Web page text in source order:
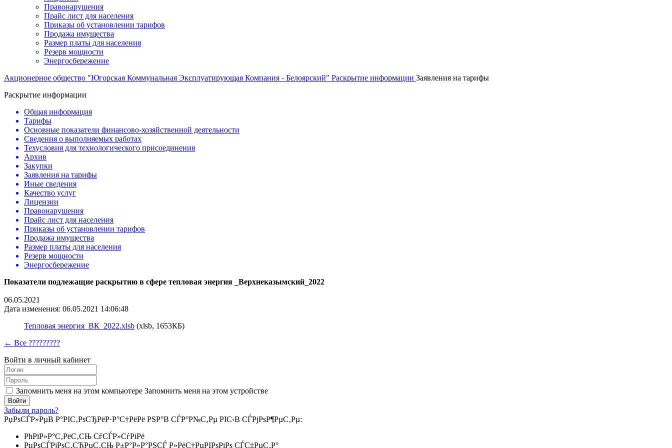
Правонарушения
Прайс лист для населения
Приказы об установлении тарифов
Продажа имущества
Размер платы для населения
Резерв мощности
Энергосбережение
Акционерное общество "Югорская Коммунальная Эксплуатирующая Компания - Белоярский" Раскрытие информации Заявления на тарифы
Раскрытие информации
Общая информация
Тарифы
Основные показатели финансово-хозяйственной деятельности
Сведения о выполняемых работах
Техусловия для технологического присоединения
Архив
Закупки
Заявления на тарифы
Иные сведения
Качество услуг
Лицензии
Правонарушения
Прайс лист для населения
Приказы об установлении тарифов
Продажа имущества
Размер платы для населения
Резерв мощности
Энергосбережение
Показатели подлежащие раскрытию в сфере тепловая энергия _Верхнеказымский_2022
06.05.2021
Дата изменения: 06.05.2021 14:06:48
Тепловая энергия_ВК_2022.xlsb (xlsb, 1653КБ)
← Все ?????????
Войти в личный кабинет
Запомнить меня на этом компьютере Запомнить меня на этом устройстве
Забыли пароль?
РџРѕСЃР»РµВ Р°РІС‚РѕСЂРёР·Р°С†РёРё РЅР°В СЃР°Р№С‚Рµ РІС‹В СЃРјРѕР¶РµС‚Рµ:
РћРїР»Р°С‚РёС‚СЊ СѓСЃР»СѓРіРё
РџРѕСЃРјРѕС‚СЂРµС‚СЊ Р±Р°Р»Р°РЅСЃ Р»РёС†РµРІРѕРіРѕ СЃС‡РµС‚Р°